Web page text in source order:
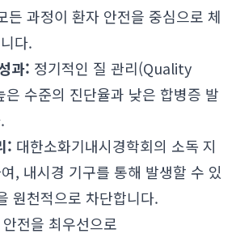
든 과정이 환자 안전을 중심으로 체
다.
과: 정기적인 질 관리(Quality
수준의 진단율과 낮은 합병증 발
: 대한소화기내시경학회의 소독 지
, 내시경 기구를 통해 발생할 수 있
원천적으로 차단합니다.
전을 최우선으로